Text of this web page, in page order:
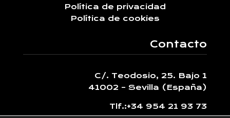
Política de privacidad
Política de cookies
Contacto
C/. Teodosio, 25. Bajo 1
41002 – Sevilla (España)
Tlf.:+34 954 21 93 73